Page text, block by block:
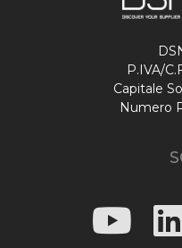
P.IVA/
Capitale
Numero